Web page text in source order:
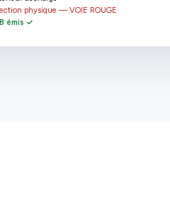
physique — VOIE ROUGE
émis ✓